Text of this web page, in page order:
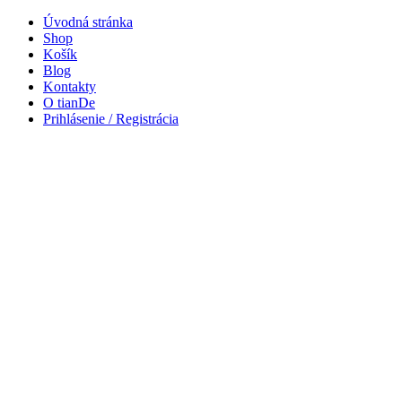
Úvodná stránka
Shop
Košík
Blog
Kontakty
O tianDe
Prihlásenie / Registrácia